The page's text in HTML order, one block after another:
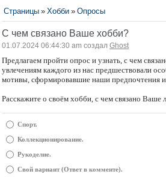
Страницы » Хобби » Опросы
С чем связано Ваше хобби?
01.07.2024 06:44:30 am создал Ghost
Предлагаем пройти опрос и узнать, с чем
увлечениям каждого из нас предшествовали
мотивы, сформировавшие наши предпочтения
Расскажите о своём хобби, с чем связано Ваше
Спорт.
Коллекционирование.
Рукоделие.
Свой вариант (Ответ в комменте).